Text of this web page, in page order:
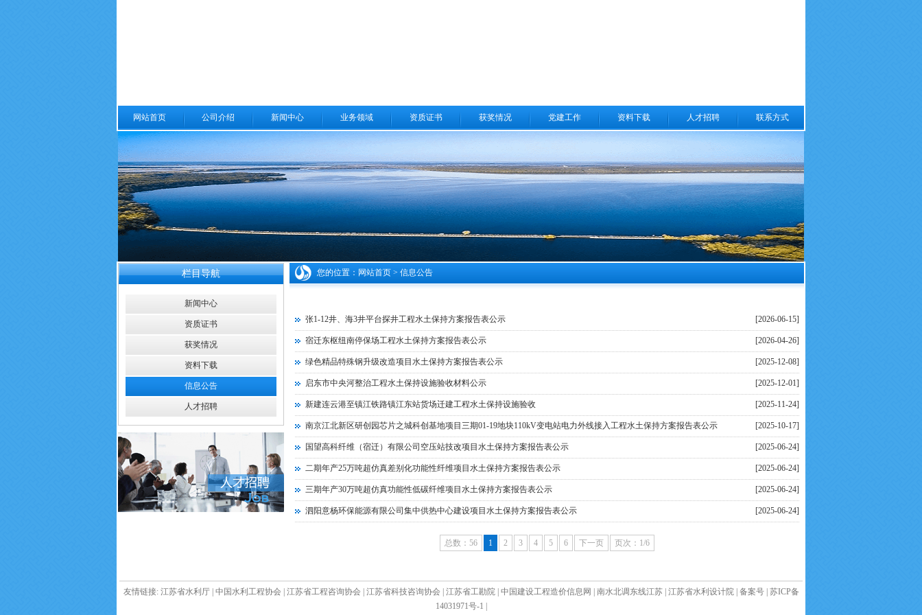
网站首页 公司介绍 新闻中心 业务领域 资质证书 获奖情况 党建工作 资料下载 人才招聘 联系方式
栏目导航
新闻中心
资质证书
获奖情况
资料下载
信息公告
人才招聘
您的位置： 网站首页 > 信息公告
张1-12井、海3井平台探井工程水土保持方案报告表公示 [2026-06-15]
宿迁东枢纽南停保场工程水土保持方案报告表公示 [2026-04-26]
绿色精品特殊钢升级改造项目水土保持方案报告表公示 [2025-12-08]
启东市中央河整治工程水土保持设施验收材料公示 [2025-12-01]
新建连云港至镇江铁路镇江东站货场迁建工程水土保持设施验收 [2025-11-24]
南京江北新区研创园芯片之城科创基地项目三期01-19地块110kV变电站电力外线接入工程水土保持方案报告表公示 [2025-10-17]
国望高科纤维（宿迁）有限公司空压站技改项目水土保持方案报告表公示 [2025-06-24]
二期年产25万吨超仿真差别化功能性纤维项目水土保持方案报告表公示 [2025-06-24]
三期年产30万吨超仿真功能性低碳纤维项目水土保持方案报告表公示 [2025-06-24]
泗阳意杨环保能源有限公司集中供热中心建设项目水土保持方案报告表公示 [2025-06-24]
总数：56 1 2 3 4 5 6 下一页 页次：1/6
友情链接: 江苏省水利厅| 中国水利工程协会| 江苏省工程咨询协会| 江苏省科技咨询协会| 江苏省工勘院| 中国建设工程造价信息网 南水北调东线江苏| 江苏省水利设计院| 备案号| 苏ICP备
14031971号-1